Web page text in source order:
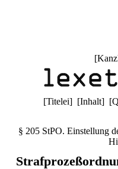
[
[Titelei] [Inhalt] [
§ 205 StPO. Einstellung